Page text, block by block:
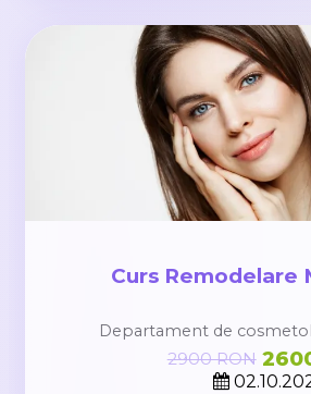
Curs Remodelare
Departament de
2900 RON